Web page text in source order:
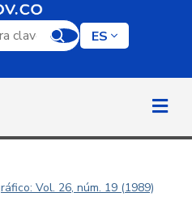
por palabra clave
ES
Vol. 26, núm. 19 (1989)